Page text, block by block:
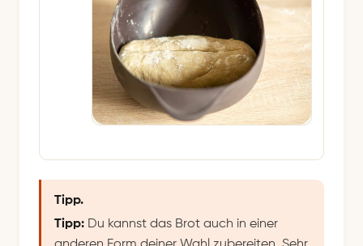
Tipp.
Tipp: Du kannst das Brot auch in einer